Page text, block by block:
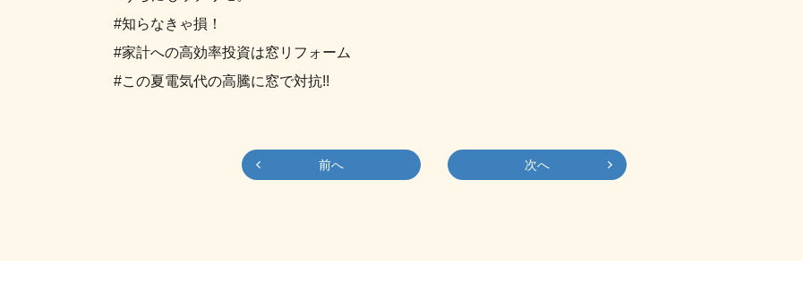
#知らなきゃ損！
#家計への高効率投資は窓リフォーム
#この夏電気代の高騰に窓で対抗!!
前へ 次へ